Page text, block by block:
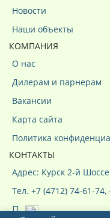
Новости
Наши объекты
КОМПАНИЯ
О нас
Дилерам и парнерам
Вакансии
Карта сайта
Политика
КОНТАКТЫ
Адрес: Курск 2-й
Тел. +7 (4712) 74-61-